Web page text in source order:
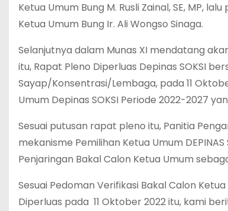
Ketua Umum Bung M. Rusli Zainal, SE, MP,
Ketua Umum Bung Ir. Ali Wongso Sinaga.
Selanjutnya dalam Munas XI mendatang
itu, Rapat Pleno Diperluas Depinas SOKSI
Sayap/Konsentrasi/Lembaga, pada 11
Umum Depinas SOKSI Periode 2022-2027
Sesuai putusan rapat pleno itu, Panitia
mekanisme Pemilihan Ketua Umum
Penjaringan Bakal Calon Ketua Umum
Sesuai Pedoman Verifikasi Bakal Calon
Diperluas pada 11 Oktober 2022 itu, kami